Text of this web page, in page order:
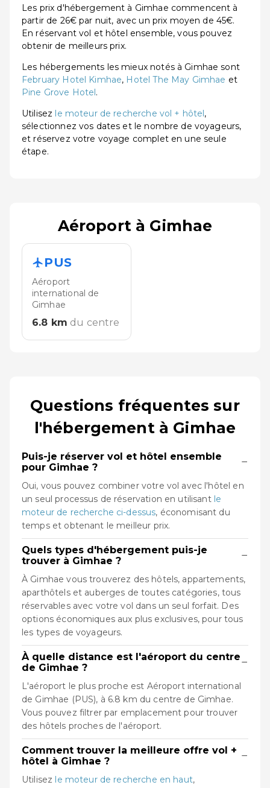
Les prix d'hébergement à Gimhae commencent à
partir de 26€ par nuit, avec un prix moyen de 45€.
En réservant vol et hôtel ensemble, vous pouvez
obtenir de meilleurs prix.
Les hébergements les mieux notés à Gimhae sont
February Hotel Kimhae, Hotel The May Gimhae et
Pine Grove Hotel.
Utilisez le moteur de recherche vol + hôtel,
sélectionnez vos dates et le nombre de voyageurs,
et réservez votre voyage complet en une seule
étape.
Aéroport à Gimhae
PUS
Aéroport
international de
Gimhae
6.8 km du centre
Questions fréquentes sur
l'hébergement à Gimhae
Puis-je réserver vol et hôtel ensemble
pour Gimhae ?
−
Oui, vous pouvez combiner votre vol avec l'hôtel en
un seul processus de réservation en utilisant le
moteur de recherche ci-dessus, économisant du
temps et obtenant le meilleur prix.
Quels types d'hébergement puis-je
trouver à Gimhae ?
−
À Gimhae vous trouverez des hôtels, appartements,
aparthôtels et auberges de toutes catégories, tous
réservables avec votre vol dans un seul forfait. Des
options économiques aux plus exclusives, pour tous
les types de voyageurs.
À quelle distance est l'aéroport du centre
de Gimhae ?
−
L'aéroport le plus proche est Aéroport international
de Gimhae (PUS), à 6.8 km du centre de Gimhae.
Vous pouvez filtrer par emplacement pour trouver
des hôtels proches de l'aéroport.
Comment trouver la meilleure offre vol +
hôtel à Gimhae ?
−
Utilisez le moteur de recherche en haut,